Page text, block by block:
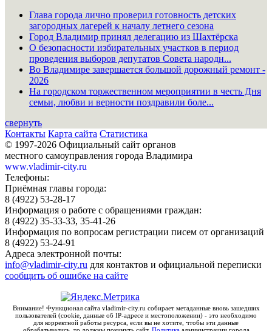
Глава города лично проверил готовность детских
загородных лагерей к началу летнего сезона
Город Владимир принял делегацию из Шахтёрска
О безопасности избирательных участков в период
проведения выборов депутатов Совета народн...
Во Владимире завершается большой дорожный ремонт -
2026
На городском торжественном мероприятии в честь Дня
семьи, любви и верности поздравили боле...
свернуть
Контакты Карта сайта Статистика
© 1997-2026 Официальный сайт органов
местного самоуправления города Владимира
www.vladimir-city.ru
Телефоны:
Приёмная главы города:
8 (4922) 53-28-17
Информация о работе с обращениями граждан:
8 (4922) 35-33-33, 35-41-26
Информация по вопросам регистрации писем от организаций
8 (4922) 53-24-91
Адреса электронной почты:
info@vladimir-city.ru для контактов и официальной переписки
сообщить об ошибке на сайте
Внимание! Функционал сайта vladimir-city.ru собирает метаданные вновь зашедших
пользователей (cookie, данные об IP-адресе и местоположении) - это необходимо
для корректной работы ресурса, если вы не хотите, чтобы эти данные
обрабатывались, то должны покинуть сайт. Политикаадминистрации города